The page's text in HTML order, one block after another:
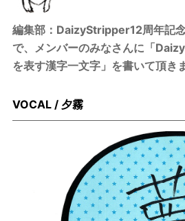
編集部：DaizyStripper12周年記
で、メンバーのみなさんに「
を表す漢字一文字」を書いて頂き
VOCAL / 夕霧